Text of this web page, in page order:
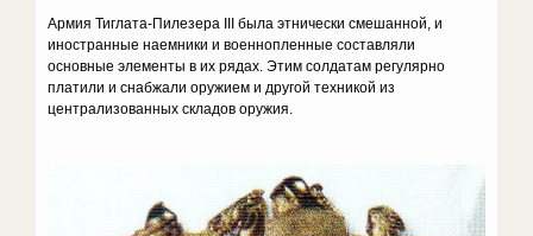
Армия Тиглата-Пилезера III была этнически смешанной, и
иностранные наемники и военнопленные составляли
основные элементы в их рядах. Этим солдатам регулярно
платили и снабжали оружием и другой техникой из
централизованных складов оружия.